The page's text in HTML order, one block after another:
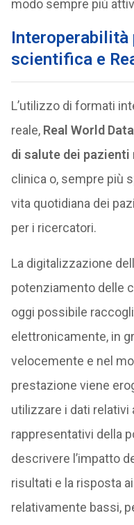
modo sempre più
Interoperabilità
scientifica e
L’utilizzo di formati
reale, Real World Data
di salute dei pazienti
clinica o, sempre più
vita quotidiana dei
per i ricercatori.
La digitalizzazione
potenziamento delle
oggi possibile
elettronicamente, in
velocemente e nel
prestazione viene
utilizzare i dati relativi
rappresentativi della
descrivere l’impatto
risultati e la risposta
relativamente bassi,